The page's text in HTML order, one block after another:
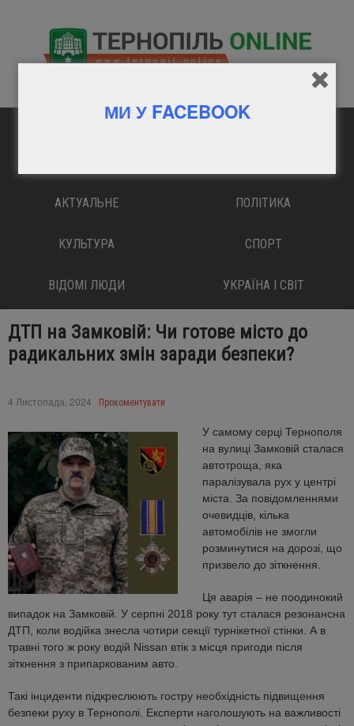
АКТУАЛЬНЕ ПОЛІТИКА
КУЛЬТУРА СПОРТ
ВІДОМІ ЛЮДИ УКРАЇНА І СВІТ
ДТП на Замковій: Чи готове місто до
радикальних змін заради безпеки?
4 Листопада, 2024 Прокоментувати
У самому серці Тернополя
на вулиці Замковій сталася
автотроща, яка
паралізувала рух у центрі
міста. За повідомленнями
очевидців, кілька
автомобілів не змогли
розминутися на дорозі, що
призвело до зіткнення.
Ця аварія – не поодинокий
випадок на Замковій. У серпні 2018 року тут сталася резонансна
ДТП, коли водійка знесла чотири секції турнікетної стінки. А в
травні того ж року водій Nissan втік з місця пригоди після
зіткнення з припаркованим авто.
Такі інциденти підкреслюють гостру необхідність підвищення
безпеки руху в Тернополі. Експерти наголошують на важливості
МИ У FACEBOOK